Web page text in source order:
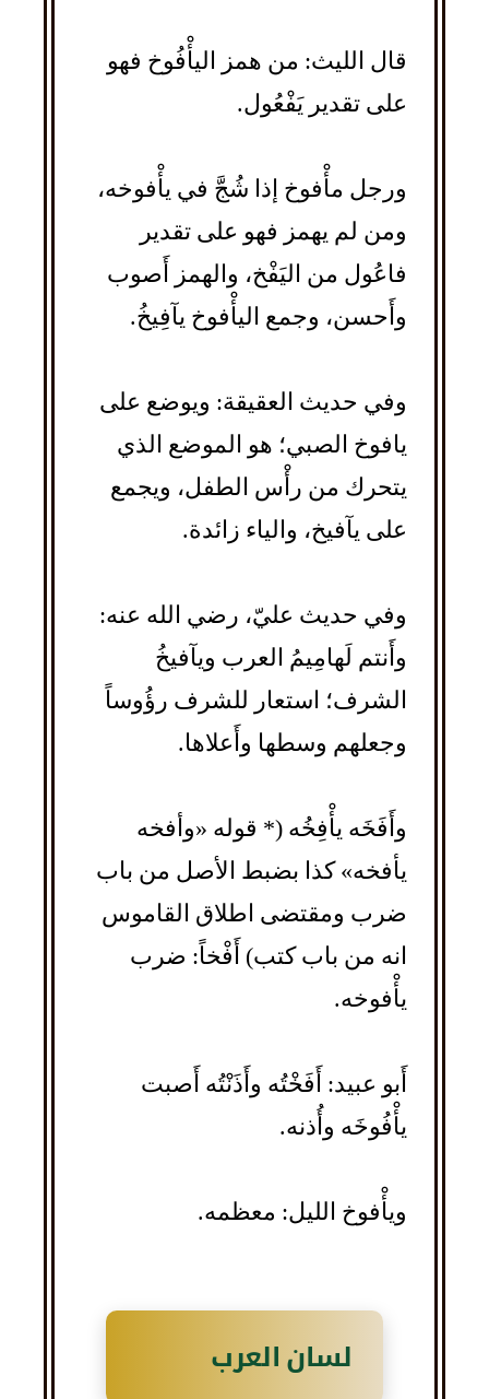
قال الليث: من همز اليأْفُوخ فهو
على تقدير يَفْعُول.
ورجل مأْفوخ إذا شُجَّ في يأْفوخه،
ومن لم يهمز فهو على تقدير
فاعُول من اليَفْخ، والهمز أَصوب
وأَحسن، وجمع اليأْفوخ يآفِيخُ.
وفي حديث العقيقة: ويوضع على
يافوخ الصبي؛ هو الموضع الذي
يتحرك من رأْس الطفل، ويجمع
على يآفيخ، والياء زائدة.
وفي حديث عليّ، رضي الله عنه:
وأَنتم لَهامِيمُ العرب ويآفيخُ
الشرف؛ استعار للشرف رؤُوساً
وجعلهم وسطها وأَعلاها.
وأَفَخَه يأْفِخُه (* قوله «وأفخه
يأفخه» كذا بضبط الأصل من باب
ضرب ومقتضى اطلاق القاموس
انه من باب كتب) أَفْخاً: ضرب
يأْفوخه.
أَبو عبيد: أَفَخْتُه وأَذَنْتُه أَصبت
يأْفُوخَه وأُذنه.
ويأْفوخ الليل: معظمه.
لسان العرب